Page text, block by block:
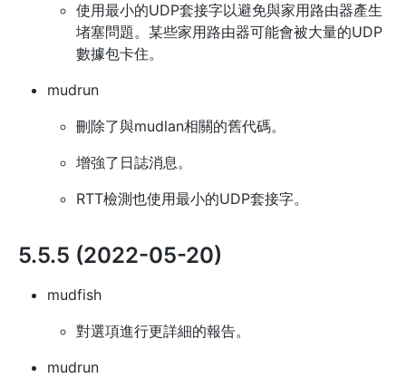
使用最小的UDP套接字以避免與家用路由器產生
堵塞問題。某些家用路由器可能會被大量的UDP
數據包卡住。
mudrun
刪除了與mudlan相關的舊代碼。
增強了日誌消息。
RTT檢測也使用最小的UDP套接字。
5.5.5 (2022-05-20)
mudfish
對選項進行更詳細的報告。
mudrun